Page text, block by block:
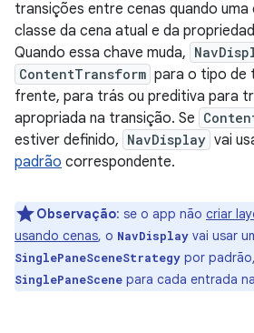
transições entre cenas quando uma
classe da cena atual e da
Quando essa chave muda,
ContentTransform para o tipo de
frente, para trás ou preditiva para
apropriada na transição. Se
estiver definido, NavDisplay vai
padrão correspondente.
Observação: se o app não criar
usando cenas, o NavDisplay vai usar
SinglePaneSceneStrategy por
SinglePaneScene para cada entrada